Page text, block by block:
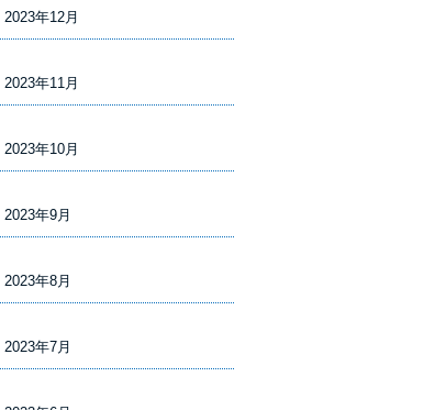
2023年12月
2023年11月
2023年10月
2023年9月
2023年8月
2023年7月